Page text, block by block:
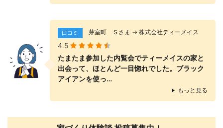
口コミ 芽室町 Ｓさま → 株式会社ティーメイス
4.5
たまたま参加した内覧会でティーメイスの家と
出会って、ほとんど一目惚れでした。ブラック
アイアンを使っ…
もっと見る